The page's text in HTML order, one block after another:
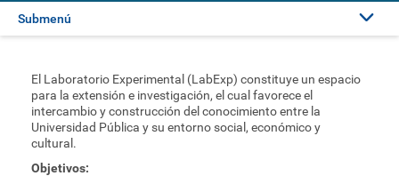
Submenú
Proyectos
El Laboratorio Experimental (LabExp) constituye un espacio
para la extensión e investigación, el cual favorece el
intercambio y construcción del conocimiento entre la
Universidad Pública y su entorno social, económico y
cultural.
Objetivos: